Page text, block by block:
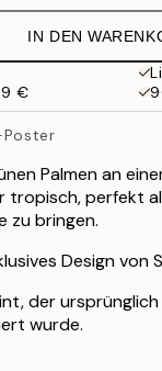
IN DEN
€
Palmen an
tropisch, perfekt
zu bringen.
Design
der
wurde.